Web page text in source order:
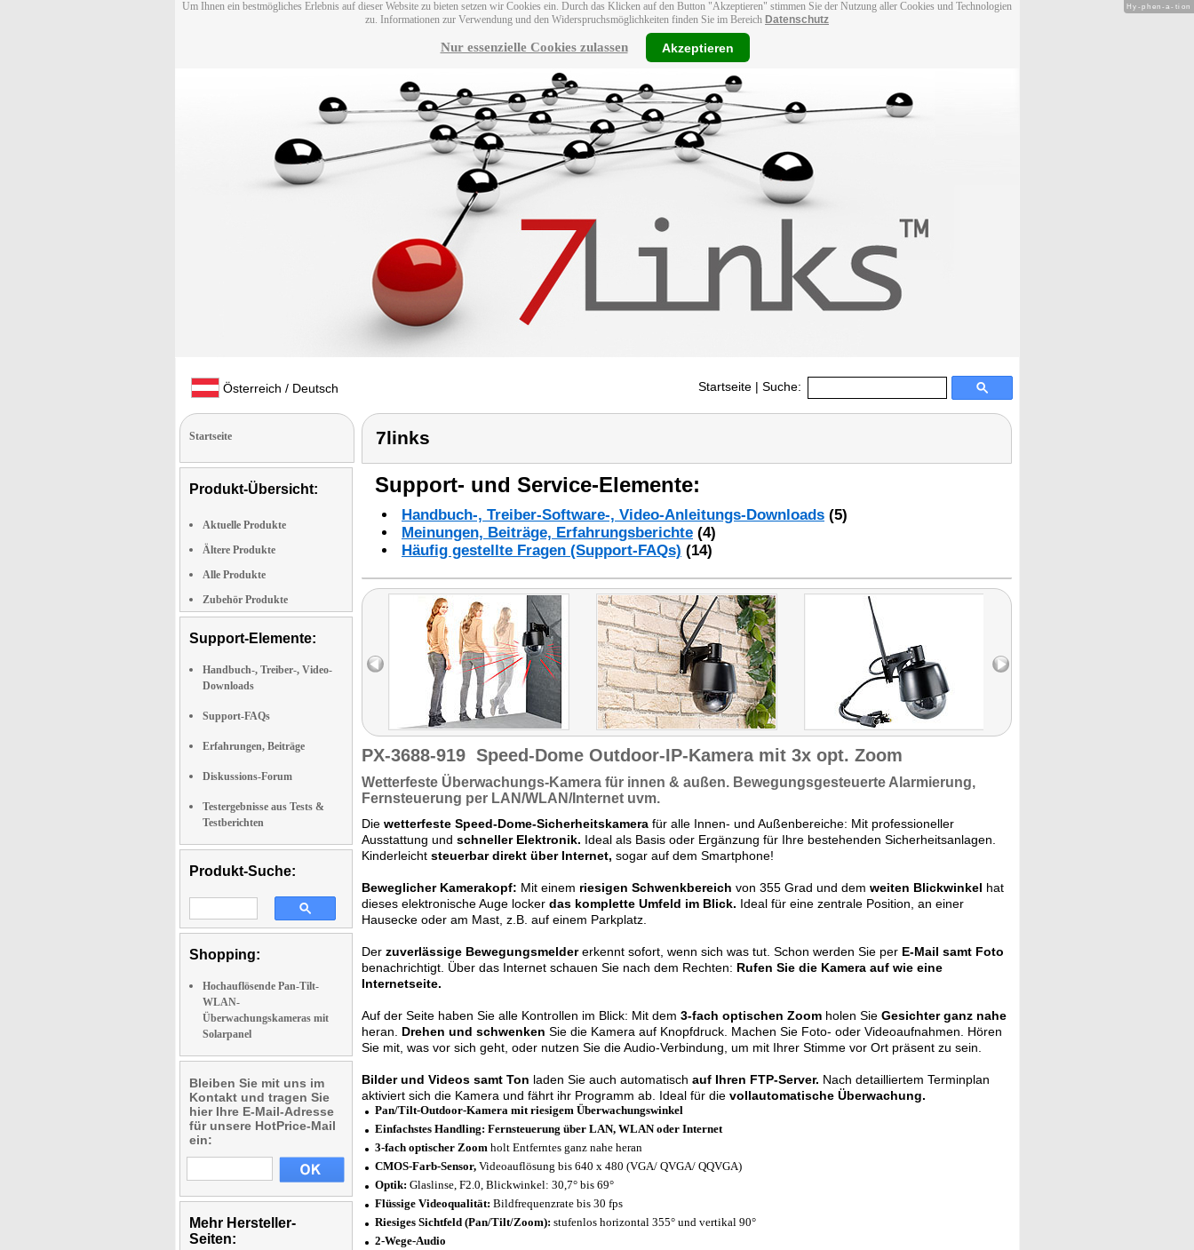
Um Ihnen ein bestmögliches Erlebnis auf dieser Website zu bieten setzen wir Cookies ein. Durch das Klicken auf den Button "Akzeptieren" stimmen Sie der Nutzung aller Cookies und Technologien
zu. Informationen zur Verwendung und den Widerspruchsmöglichkeiten finden Sie im Bereich Datenschutz
Nur essenzielle Cookies zulassen Akzeptieren
Österreich / Deutsch Startseite | Suche:
Startseite
Produkt-Übersicht:
Aktuelle Produkte
Ältere Produkte
Alle Produkte
Zubehör Produkte
Support-Elemente:
Handbuch-, Treiber-, Video-
Downloads
Support-FAQs
Erfahrungen, Beiträge
Diskussions-Forum
Testergebnisse aus Tests &
Testberichten
Produkt-Suche:
Shopping:
Hochauflösende Pan-Tilt-
WLAN-
Überwachungskameras mit
Solarpanel
Bleiben Sie mit uns im
Kontakt und tragen Sie
hier Ihre E-Mail-Adresse
für unsere HotPrice-Mail
ein:
Mehr Hersteller-
Seiten:
7links
Support- und Service-Elemente:
Handbuch-, Treiber-Software-, Video-Anleitungs-Downloads (5)
Meinungen, Beiträge, Erfahrungsberichte (4)
Häufig gestellte Fragen (Support-FAQs) (14)
PX-3688-919 Speed-Dome Outdoor-IP-Kamera mit 3x opt. Zoom
Wetterfeste Überwachungs-Kamera für innen & außen. Bewegungsgesteuerte Alarmierung,
Fernsteuerung per LAN/WLAN/Internet uvm.
Die wetterfeste Speed-Dome-Sicherheitskamera für alle Innen- und Außenbereiche: Mit professioneller
Ausstattung und schneller Elektronik. Ideal als Basis oder Ergänzung für Ihre bestehenden Sicherheitsanlagen.
Kinderleicht steuerbar direkt über Internet, sogar auf dem Smartphone!
Beweglicher Kamerakopf: Mit einem riesigen Schwenkbereich von 355 Grad und dem weiten Blickwinkel hat
dieses elektronische Auge locker das komplette Umfeld im Blick. Ideal für eine zentrale Position, an einer
Hausecke oder am Mast, z.B. auf einem Parkplatz.
Der zuverlässige Bewegungsmeldererkennt sofort, wenn sich was tut. Schon werden Sie per E-Mail samt Foto
benachrichtigt. Über das Internet schauen Sie nach dem Rechten: Rufen Sie die Kamera auf wie eine
Internetseite.
Auf der Seite haben Sie alle Kontrollen im Blick: Mit dem 3-fach optischen Zoom holen Sie Gesichter ganz nahe
heran. Drehen und schwenken Sie die Kamera auf Knopfdruck. Machen Sie Foto- oder Videoaufnahmen. Hören
Sie mit, was vor sich geht, oder nutzen Sie die Audio-Verbindung, um mit Ihrer Stimme vor Ort präsent zu sein.
Bilder und Videos samt Ton laden Sie auch automatisch auf Ihren FTP-Server. Nach detailliertem Terminplan
aktiviert sich die Kamera und fährt ihr Programm ab. Ideal für die vollautomatische Überwachung.
Pan/Tilt-Outdoor-Kamera mit riesigem Überwachungswinkel
Einfachstes Handling: Fernsteuerung über LAN, WLAN oder Internet
3-fach optischer Zoom holt Entferntes ganz nahe heran
CMOS-Farb-Sensor, Videoauflösung bis 640 x 480 (VGA/ QVGA/ QQVGA)
Optik: Glaslinse, F2.0, Blickwinkel: 30,7° bis 69°
Flüssige Videoqualität: Bildfrequenzrate bis 30 fps
Riesiges Sichtfeld (Pan/Tilt/Zoom): stufenlos horizontal 355° und vertikal 90°
2-Wege-Audio
Hy-phen-a-tion